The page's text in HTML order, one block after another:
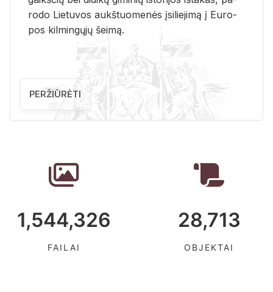
ro­do Lie­tu­vos aukš­tuo­me­nės įsi­lie­ji­mą į Eu­ro­
pos kil­min­gų­jų šei­mą.
PERŽIŪRĖTI
1,544,326
FAILAI
28,713
OBJEKTAI